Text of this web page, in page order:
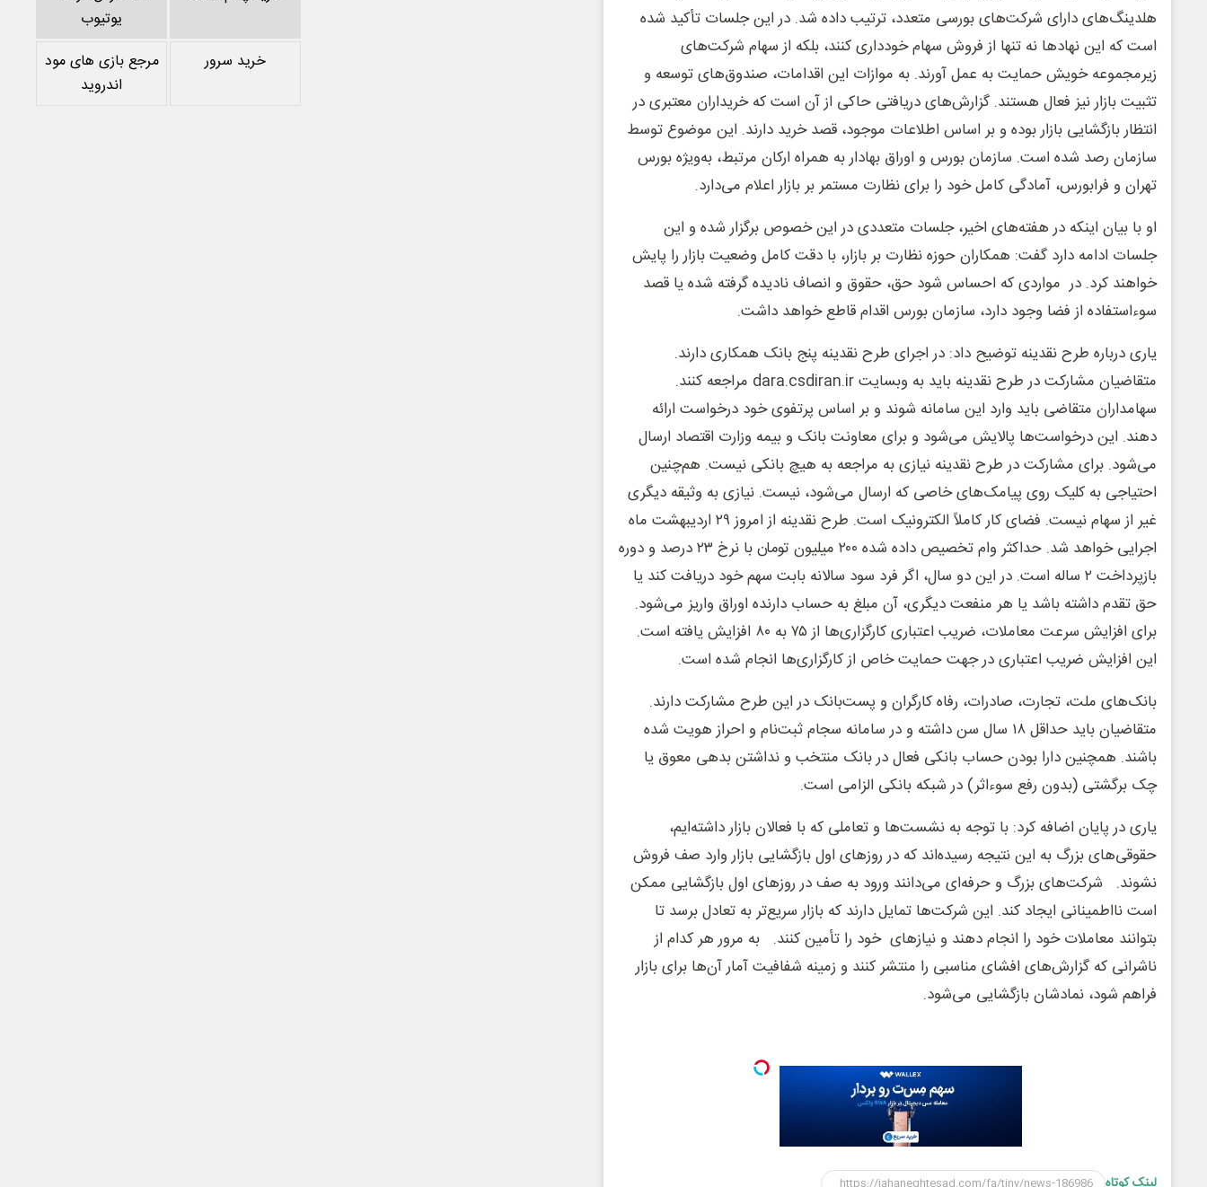
هلدینگ‌های دارای شرکت‌های بورسی متعدد، ترتیب داده شد. در این جلسات تأکید شده
است که این نهادها نه تنها از فروش سهام خودداری کنند، بلکه از سهام شرکت‌های
زیرمجموعه خویش حمایت به عمل آورند. به موازات این اقدامات، صندوق‌های توسعه و
تثبیت بازار نیز فعال هستند. گزارش‌های دریافتی حاکی از آن است که خریداران معتبری در
انتظار بازگشایی بازار بوده و بر اساس اطلاعات موجود، قصد خرید دارند. این موضوع توسط
سازمان رصد شده است. سازمان بورس و اوراق بهادار به همراه ارکان مرتبط، به‌ویژه بورس
تهران و فرابورس، آمادگی کامل خود را برای نظارت مستمر بر بازار اعلام می‌دارد.
او با بیان اینکه در هفته‌های اخیر، جلسات متعددی در این خصوص برگزار شده و این
جلسات ادامه دارد گفت: همکاران حوزه نظارت بر بازار، با دقت کامل وضعیت بازار را پایش
خواهند کرد. در مواردی که احساس شود حق، حقوق و انصاف نادیده گرفته شده یا قصد
سوءاستفاده از فضا وجود دارد، سازمان بورس اقدام قاطع خواهد داشت.
یاری درباره طرح نقدینه توضیح داد: در اجرای طرح نقدینه پنج بانک همکاری دارند.
متقاضیان مشارکت در طرح نقدینه باید به وبسایت dara.csdiran.ir مراجعه کنند.
سهامداران متقاضی باید وارد این سامانه شوند و بر اساس پرتفوی خود درخواست ارائه
دهند. این درخواست‌ها پالایش می‌شود و برای معاونت بانک و بیمه وزارت اقتصاد ارسال
می‌شود. برای مشارکت در طرح نقدینه نیازی به مراجعه به هیچ بانکی نیست. هم‌چنین
احتیاجی به کلیک روی پیامک‌های خاصی که ارسال می‌شود، نیست. نیازی به وثیقه دیگری
غیر از سهام نیست. فضای کار کاملاً الکترونیک است. طرح نقدینه از امروز ۲۹ اردیبهشت ماه
اجرایی خواهد شد. حداکثر وام تخصیص داده شده ۲۰۰ میلیون تومان با نرخ ۲۳ درصد و دوره
بازپرداخت ۲ ساله است. در این دو سال، اگر فرد سود سالانه بابت سهم خود دریافت کند یا
حق تقدم داشته باشد یا هر منفعت دیگری، آن مبلغ به حساب دارنده اوراق واریز می‌شود.
برای افزایش سرعت معاملات، ضریب اعتباری کارگزاری‌ها از ۷۵ به ۸۰ افزایش یافته است.
این افزایش ضریب اعتباری در جهت حمایت خاص از کارگزاری‌ها انجام شده است.
بانک‌های ملت، تجارت، صادرات، رفاه کارگران و پست‌بانک در این طرح مشارکت دارند.
متقاضیان باید حداقل ۱۸ سال سن داشته و در سامانه سجام ثبت‌نام و احراز هویت شده
باشند. همچنین دارا بودن حساب بانکی فعال در بانک منتخب و نداشتن بدهی معوق یا
چک برگشتی (بدون رفع سوءاثر) در شبکه بانکی الزامی است.
یاری در پایان اضافه کرد: با توجه به نشست‌ها و تعاملی که با فعالان بازار داشته‌ایم،
حقوقی‌های بزرگ به این نتیجه رسیده‌اند که در روزهای اول بازگشایی بازار وارد صف فروش
نشوند. شرکت‌های بزرگ و حرفه‌ای می‌دانند ورود به صف در روزهای اول بازگشایی ممکن
است نااطمینانی ایجاد کند. این شرکت‌ها تمایل دارند که بازار سریع‌تر به تعادل برسد تا
بتوانند معاملات خود را انجام دهند و نیازهای خود را تأمین کنند. به مرور هر کدام از
ناشرانی که گزارش‌های افشای مناسبی را منتشر کنند و زمینه شفافیت آمار آن‌ها برای بازار
فراهم شود، نمادشان بازگشایی می‌شود.
یوتیوب
خرید سرور
مرجع بازی های مود
اندروید